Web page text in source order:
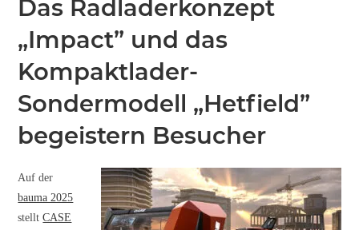
Das Radladerkonzept
„Impact” und das
Kompaktlader-
Sondermodell „Hetfield”
begeistern Besucher
Auf der
bauma 2025
stelltCASE